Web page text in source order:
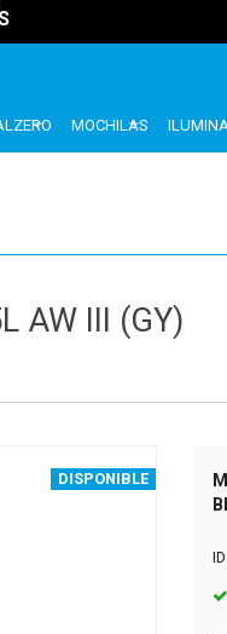
MOCHILAS
AW III (GY)
DISPONIBLE